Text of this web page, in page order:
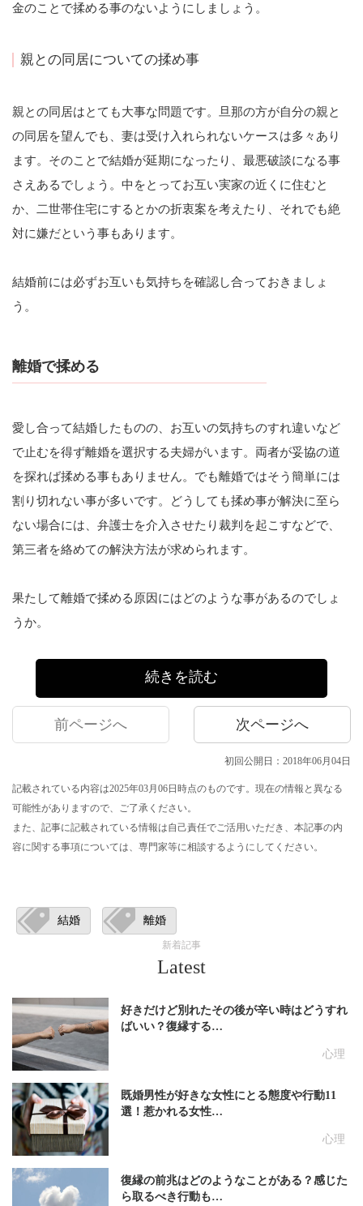
金のことで揉める事のないようにしましょう。
親との同居についての揉め事
親との同居はとても大事な問題です。旦那の方が自分の親と
の同居を望んでも、妻は受け入れられないケースは多々あり
ます。そのことで結婚が延期になったり、最悪破談になる事
さえあるでしょう。中をとってお互い実家の近くに住むと
か、二世帯住宅にするとかの折衷案を考えたり、それでも絶
対に嫌だという事もあります。
結婚前には必ずお互いも気持ちを確認し合っておきましょ
う。
離婚で揉める
愛し合って結婚したものの、お互いの気持ちのすれ違いなど
で止むを得ず離婚を選択する夫婦がいます。両者が妥協の道
を探れば揉める事もありません。でも離婚ではそう簡単には
割り切れない事が多いです。どうしても揉め事が解決に至ら
ない場合には、弁護士を介入させたり裁判を起こすなどで、
第三者を絡めての解決方法が求められます。
果たして離婚で揉める原因にはどのような事があるのでしょ
うか。
続きを読む
前ページへ 次ページへ
初回公開日：2018年06月04日
記載されている内容は2025年03月06日時点のものです。現在の情報と異なる
可能性がありますので、ご了承ください。
また、記事に記載されている情報は自己責任でご活用いただき、本記事の内
容に関する事項については、専門家等に相談するようにしてください。
結婚 離婚
新着記事
Latest
心理
好きだけど別れたその後が辛い時はどうすれ
ばいい？復縁する…
心理
既婚男性が好きな女性にとる態度や行動11
選！惹かれる女性…
復縁の前兆はどのようなことがある？感じた
ら取るべき行動も…